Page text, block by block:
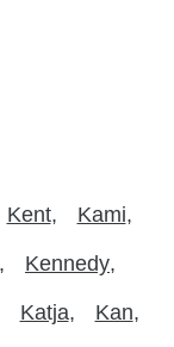
Kent Kami
Kennedy
Katja Kan